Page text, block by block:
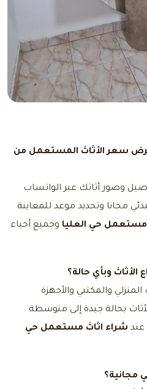
سعر الأثاث المستعمل من
وصور أثاثك عبر الواتساب
مجانا وتحديد موعد للمعاينة
مستعمل حي العليا وجميع أحياء
وبأي حالة؟
والمكتبي والأجهزة
بحالة جيدة إلى متوسطة
شراء اثاث مستعمل حي
مجانية؟